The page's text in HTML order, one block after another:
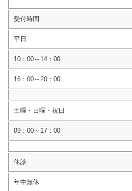
受付時間
平日
10：00～14：00
16：00～20：00
土曜・日曜・祝日
09：00～17：00
休診
年中無休